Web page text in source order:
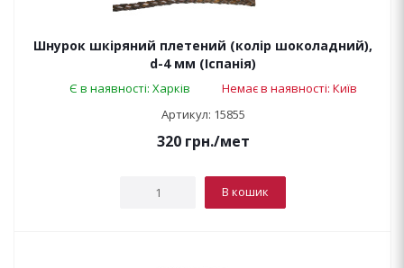
Шнурок шкіряний плетений (колір шоколадний),
d-4 мм (Іспанія)
Є в наявності: Харків
Немає в наявності: Київ
Артикул: 15855
320грн./мет
В кошик